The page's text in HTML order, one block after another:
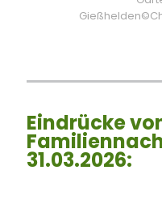
Eindrücke
31.03.2026: